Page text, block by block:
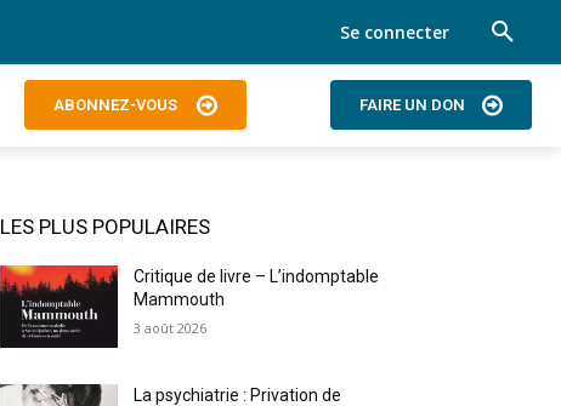
Se connecter
ABONNEZ-VOUS FAIRE UN DON
LES PLUS POPULAIRES
Critique de livre – L’indomptable
Mammouth
3 août 2026
La psychiatrie : Privation de